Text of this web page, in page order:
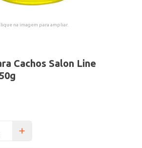
na imagem para ampliar.
Cachos Salon Line